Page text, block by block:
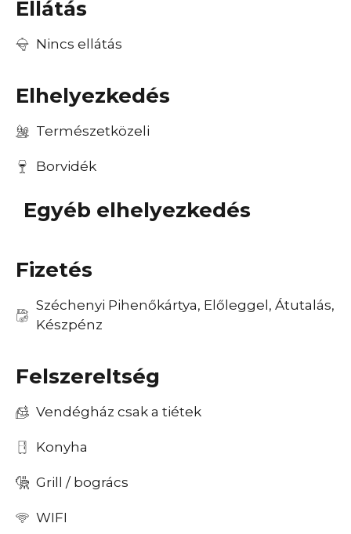
Felszereltség
Vendégház csak a tiétek
Konyha
Grill / bogrács
WIFI
Ellátás
Nincs ellátás
Elhelyezkedés
Természetközeli
Borvidék
Egyéb elhelyezkedés
Fizetés
Széchenyi Pihenőkártya, Előleggel, Átutalás,
Készpénz